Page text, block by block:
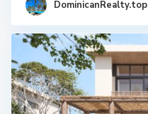
DominicanRealty.top